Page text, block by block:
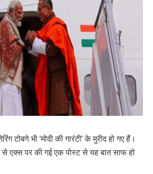
टोबगे भी ‘मोदी की गारंटी’ के मुरीद हो गए हैं।
एक्स पर की गई एक पोस्ट से यह बात साफ हो